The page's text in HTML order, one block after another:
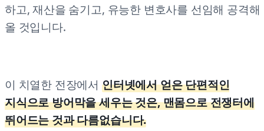
하고, 재산을 숨기고, 유능한 변호사를 선임해 공격해
올 것입니다.
이 치열한 전장에서 인터넷에서 얻은 단편적인
지식으로 방어막을 세우는 것은, 맨몸으로 전쟁터에
뛰어드는 것과 다름없습니다.